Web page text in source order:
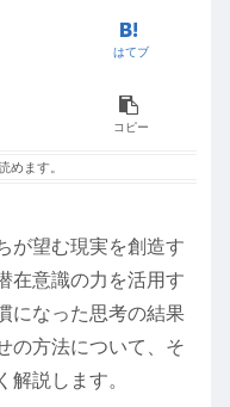
はてブ
コピー
めます。
が望む現実を創造す
在意識の力を活用す
になった思考の結果
の方法について、そ
解説します。